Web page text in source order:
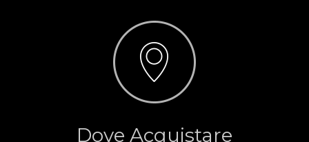
Dove Acquistare